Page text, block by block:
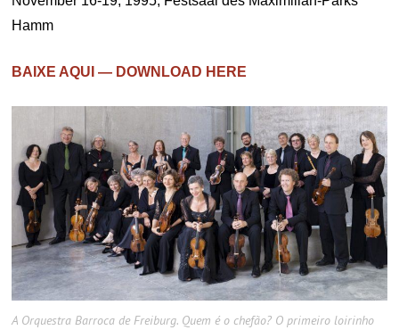
Hamm
BAIXE AQUI — DOWNLOAD HERE
A Orquestra Barroca de Freiburg. Quem é o chefão? O primeiro loirinho